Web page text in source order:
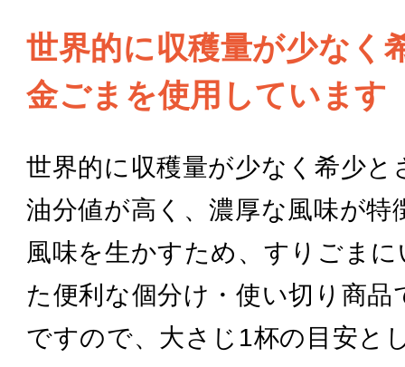
世界的に収穫量が少なく
金ごまを使用しています
世界的に収穫量が少なく希少
油分値が高く、濃厚な風味が
風味を生かすため、すりごま
た便利な個分け・使い切り商
ですので、大さじ1杯の目安と